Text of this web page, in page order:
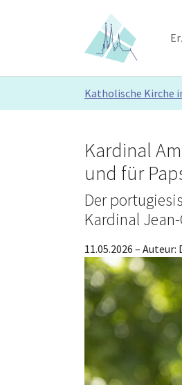
Katholische Kirche
Kardinal
und für
Der
Kardinal
11.05.2026 – Auteur: